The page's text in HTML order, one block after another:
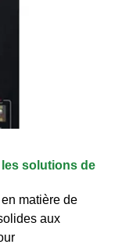
solutions de
matière de
aux